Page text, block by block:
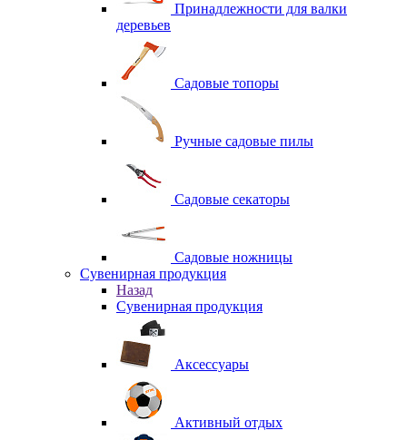
Принадлежности для валки
деревьев
Садовые топоры
Ручные садовые пилы
Садовые секаторы
Садовые ножницы
Сувенирная продукция
Назад
Сувенирная продукция
Аксессуары
Активный отдых